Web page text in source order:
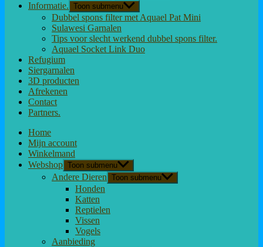
Informatie. Toon submenu
Dubbel spons filter met Aquael Pat Mini
Sulawesi Garnalen
Tips voor slecht werkend dubbel spons filter.
Aquael Socket Link Duo
Refugium
Siergarnalen
3D producten
Afrekenen
Contact
Partners.
Home
Mijn account
Winkelmand
Webshop Toon submenu
Andere Dieren Toon submenu
Honden
Katten
Reptielen
Vissen
Vogels
Aanbieding